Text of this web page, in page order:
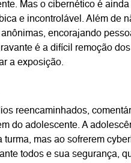
Mas o cibernético é
e incontrolável. Além de
encorajando
é a difícil remoção
a exposição.
reencaminhados,
do adolescente. A
turma, mas ao sofrerem
todos e sua segurança,